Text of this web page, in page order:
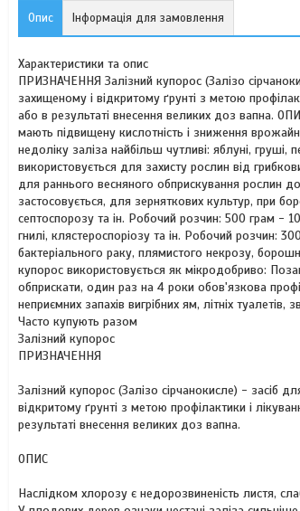
Опис Інформація для замовлення
Характеристики та опис
ПРИЗНАЧЕННЯ Залізний купорос (Залізо
захищеному і відкритому ґрунті з метою
або в результаті внесення великих доз вапна.
мають підвищену кислотність і зниження
недоліку заліза найбільш чутливі: яблуні,
використовується для захисту рослин від
для раннього весняного обприскування рослин
застосовується, для зерняткових культур, при
септоспорозу та ін. Робочий розчин: 500 грам -
гнилі, клястероспоріозу та ін. Робочий розчин:
бактеріального раку, плямистого некрозу,
купорос використовується як мікродобриво:
обприскати, один раз на 4 роки обов'язкова
неприємних запахів вигрібних ям, літніх
Часто купують разом
Залізний купорос
ПРИЗНАЧЕННЯ
Залізний купорос (Залізо сірчанокисле) - засіб
відкритому ґрунті з метою профілактики і
результаті внесення великих доз вапна.
ОПИС
Наслідком хлорозу є недорозвиненість листя,